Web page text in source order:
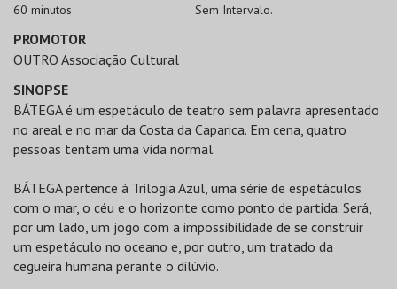
60 minutos Sem Intervalo.
PROMOTOR
OUTRO Associação Cultural
SINOPSE
BÁTEGA é um espetáculo de teatro sem palavra apresentado
no areal e no mar da Costa da Caparica. Em cena, quatro
pessoas tentam uma vida normal.
BÁTEGA pertence à Trilogia Azul, uma série de espetáculos
com o mar, o céu e o horizonte como ponto de partida. Será,
por um lado, um jogo com a impossibilidade de se construir
um espetáculo no oceano e, por outro, um tratado da
cegueira humana perante o dilúvio.